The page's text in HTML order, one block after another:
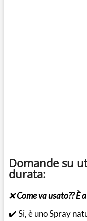
Domande su
durata:
❌Come va usato?? È
✔️ Si, è uno Spray